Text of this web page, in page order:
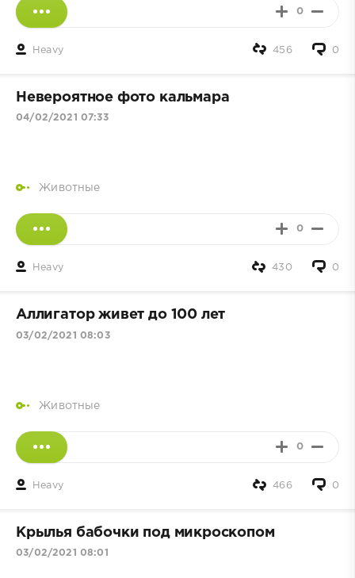
0
Heavy 0
456
Невероятное фото кальмара
04/02/2021 07:33
Животные
0
Heavy 0
430
Аллигатор живет до 100 лет
03/02/2021 08:03
Животные
0
Heavy 0
466
Крылья бабочки под микроскопом
03/02/2021 08:01